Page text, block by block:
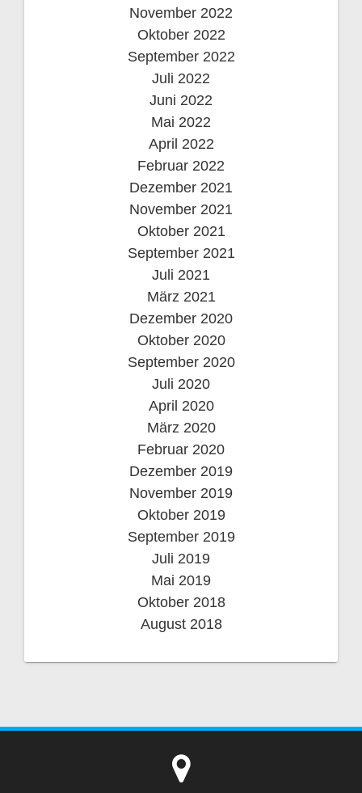
November 2022
Oktober 2022
September 2022
Juli 2022
Juni 2022
Mai 2022
April 2022
Februar 2022
Dezember 2021
November 2021
Oktober 2021
September 2021
Juli 2021
März 2021
Dezember 2020
Oktober 2020
September 2020
Juli 2020
April 2020
März 2020
Februar 2020
Dezember 2019
November 2019
Oktober 2019
September 2019
Juli 2019
Mai 2019
Oktober 2018
August 2018